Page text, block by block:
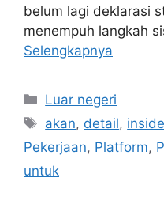
belum lagi deklarasi
menempuh langkah
Selengkapnya
Kategori
Luar negeri
Tag
akan, detail,
Pekerjaan, Platform,
untuk